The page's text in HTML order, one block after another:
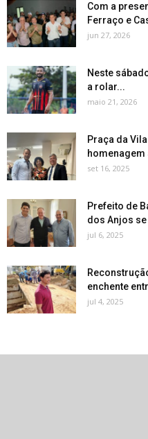
Com a
Ferraço e
jun 27, 2026
Neste
a rolar...
maio 21, 2026
Praça da
homenagem
set 16, 2025
Prefeito de
dos Anjos
jul 6, 2025
enchente
jul 4, 2025